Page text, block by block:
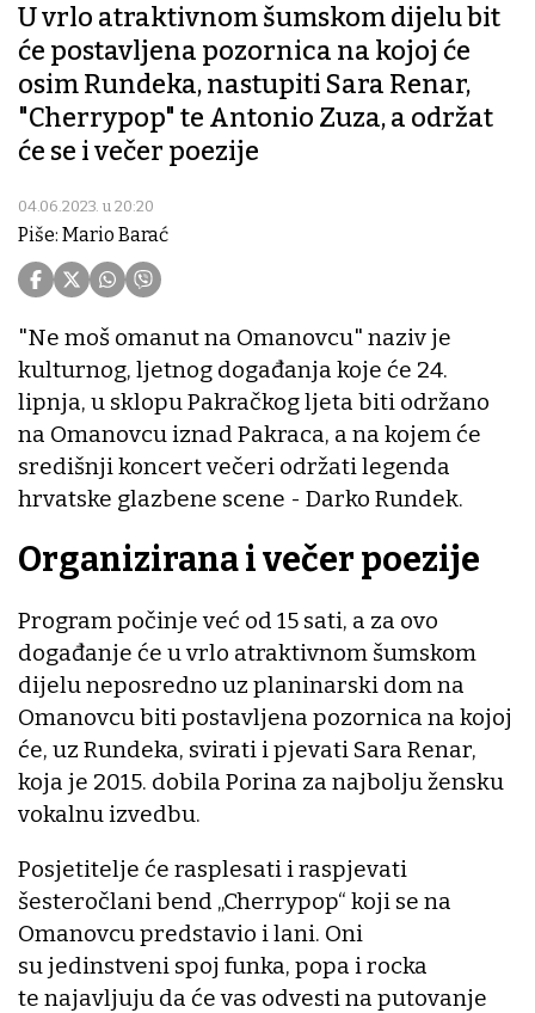
U vrlo atraktivnom šumskom dijelu bit
će postavljena pozornica na kojoj će
osim Rundeka, nastupiti Sara Renar,
"Cherrypop" te Antonio Zuza, a održat
će se i večer poezije
04.06.2023. u 20:20
Piše: Mario Barać
"Ne moš omanut na Omanovcu" naziv je
kulturnog, ljetnog događanja koje će 24.
lipnja, u sklopu Pakračkog ljeta biti održano
na Omanovcu iznad Pakraca, a na kojem će
središnji koncert večeri održati legenda
hrvatske glazbene scene - Darko Rundek.
Organizirana i večer poezije
Program počinje već od 15 sati, a za ovo
događanje će u vrlo atraktivnom šumskom
dijelu neposredno uz planinarski dom na
Omanovcu biti postavljena pozornica na kojoj
će, uz Rundeka, svirati i pjevati Sara Renar,
koja je 2015. dobila Porina za najbolju žensku
vokalnu izvedbu.
Posjetitelje će rasplesati i raspjevati
šesteročlani bend „Cherrypop“ koji se na
Omanovcu predstavio i lani. Oni
su jedinstveni spoj funka, popa i rocka
te najavljuju da će vas odvesti na putovanje